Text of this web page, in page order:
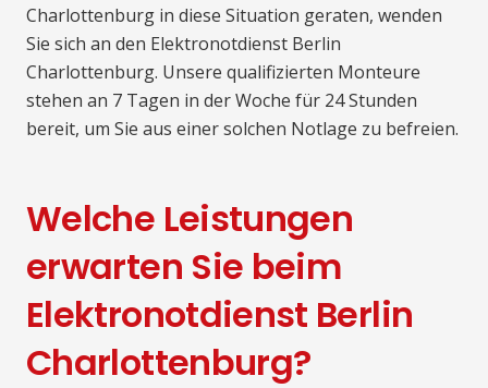
Charlottenburg in diese Situation geraten, wenden
Sie sich an den Elektronotdienst Berlin
Charlottenburg. Unsere qualifizierten Monteure
stehen an 7 Tagen in der Woche für 24 Stunden
bereit, um Sie aus einer solchen Notlage zu befreien.
Welche Leistungen
erwarten Sie beim
Elektronotdienst Berlin
Charlottenburg?